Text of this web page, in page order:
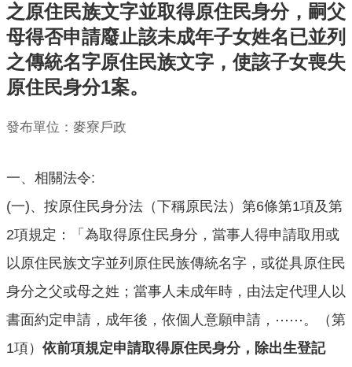
便
民
服
務
人
口
統
新
消
息
題
專
之原住民族文字並取得原住民身分，嗣父
母得否申請廢止該未成年子女姓名已並列
之傳統名字原住民族文字，使該子女喪失
原住民身分1案。
發布單位：麥寮戶政
一、相關法令:
(一)、按原住民身分法（下稱原民法）第6條第1項及第
2項規定：「為取得原住民身分，當事人得申請取用或
以原住民族文字並列原住民族傳統名字，或從具原住民
身分之父或母之姓；當事人未成年時，由法定代理人以
書面約定申請，成年後，依個人意願申請，⋯⋯。（第
1項） 依前項規定申請取得原住民身分，除出生登記